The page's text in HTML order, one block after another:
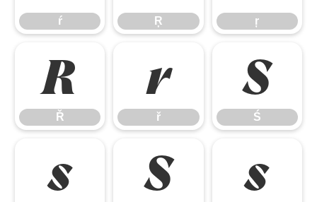
ŕ Ŗ ŗ
Ř
Ř
ř
ř
Ś
Ś
ś Ŝ ŝ